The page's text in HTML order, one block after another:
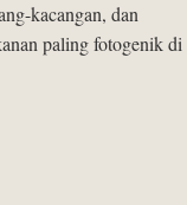
kacangan, dan
paling fotogenik di